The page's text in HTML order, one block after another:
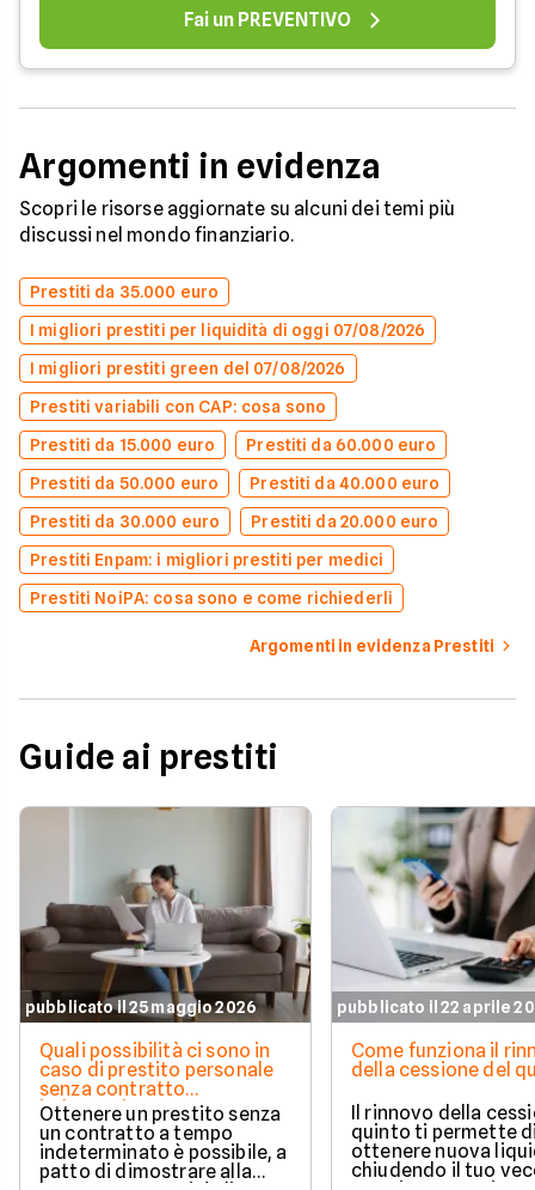
Fai un PREVENTIVO
Argomenti in evidenza
Scopri le risorse aggiornate su alcuni dei temi più
discussi nel mondo finanziario.
Prestiti da 35.000 euro
I migliori prestiti per liquidità di oggi 07/08/2026
I migliori prestiti green del 07/08/2026
Prestiti variabili con CAP: cosa sono
Prestiti da 15.000 euro
Prestiti da 60.000 euro
Prestiti da 50.000 euro
Prestiti da 40.000 euro
Prestiti da 30.000 euro
Prestiti da 20.000 euro
Prestiti Enpam: i migliori prestiti per medici
Prestiti NoiPA: cosa sono e come richiederli
Argomenti in evidenza Prestiti
Guide ai prestiti
pubblicato il 25 maggio 2026
Quali possibilità ci sono in
caso di prestito personale
senza contratto
indeterminato
Ottenere un prestito senza
un contratto a tempo
indeterminato è possibile, a
patto di dimostrare alla
pubblicato il 22 aprile
Come funziona il
della cessione del
Il rinnovo della
quinto ti permette
ottenere nuova
chiudendo il tuo